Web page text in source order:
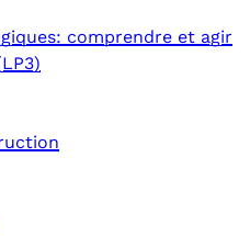
comprendre et agir